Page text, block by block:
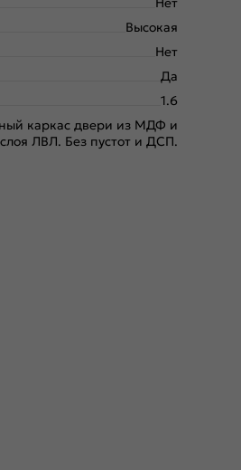
Высокая
Нет
Да
1.6
каркас двери из МДФ и
ЛВЛ. Без пустот и ДСП.